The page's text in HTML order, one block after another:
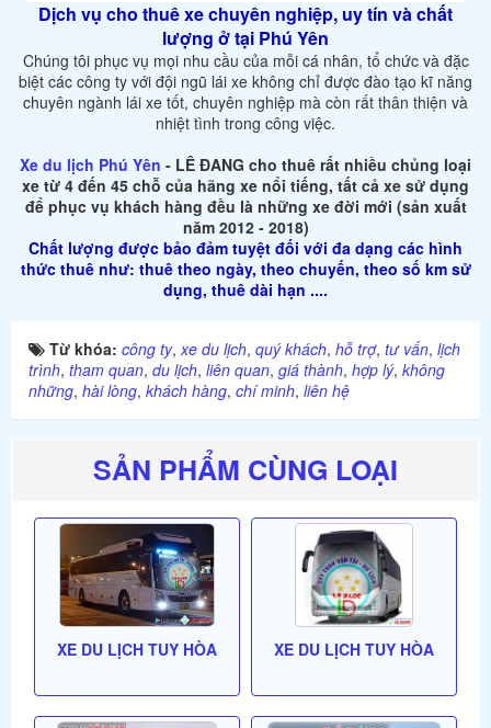
Dịch vụ cho thuê xe chuyên nghiệp, uy tín và chất
lượng ở tại Phú Yên
Chúng tôi phục vụ mọi nhu cầu của mỗi cá nhân, tổ chức và đặc
biệt các công ty với đội ngũ lái xe không chỉ được đào tạo kĩ năng
chuyên ngành lái xe tốt, chuyên nghiệp mà còn rất thân thiện và
nhiệt tình trong công việc.
Xe du lịch Phú Yên - LÊ ĐANG cho thuê rất nhiều chủng loại
xe từ 4 đến 45 chỗ của hãng xe nổi tiếng, tất cả xe sử dụng
để phục vụ khách hàng đều là những xe đời mới (sản xuất
năm 2012 - 2018)
Chất lượng được bảo đảm tuyệt đối với đa dạng các hình
thức thuê như: thuê theo ngày, theo chuyến, theo số km sử
dụng, thuê dài hạn ....
Từ khóa: công ty,xe du lịch, quý khách, hỗ trợ, tư vấn, lịch
trình, tham quan, du lịch, liên quan, giá thành, hợp lý, không
những, hài lòng, khách hàng, chí minh, liên hệ
SẢN PHẨM CÙNG LOẠI
XE DU LỊCH TUY HÒA XE DU LỊCH TUY HÒA